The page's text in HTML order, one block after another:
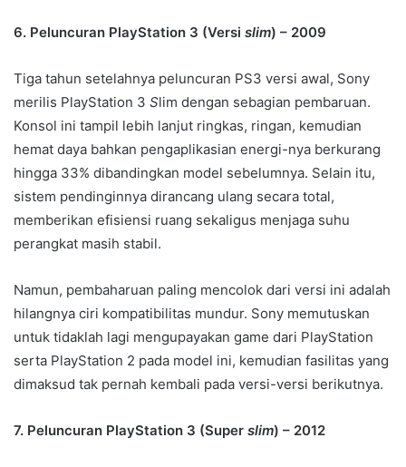
6. Peluncuran PlayStation 3 (Versi slim) – 2009
Tiga tahun setelahnya peluncuran PS3 versi awal, Sony
merilis PlayStation 3 Slim dengan sebagian pembaruan.
Konsol ini tampil lebih lanjut ringkas, ringan, kemudian
hemat daya bahkan pengaplikasian energi-nya berkurang
hingga 33% dibandingkan model sebelumnya. Selain itu,
sistem pendinginnya dirancang ulang secara total,
memberikan efisiensi ruang sekaligus menjaga suhu
perangkat masih stabil.
Namun, pembaharuan paling mencolok dari versi ini adalah
hilangnya ciri kompatibilitas mundur. Sony memutuskan
untuk tidaklah lagi mengupayakan game dari PlayStation
serta PlayStation 2 pada model ini, kemudian fasilitas yang
dimaksud tak pernah kembali pada versi-versi berikutnya.
7. Peluncuran PlayStation 3 (Super slim) – 2012